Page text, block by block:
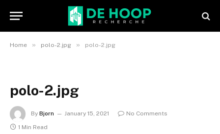
Home » polo-2.jpg » polo-2.jpg
polo-2.jpg
By Bjorn January 15, 2021
No Comments
1 Min Read